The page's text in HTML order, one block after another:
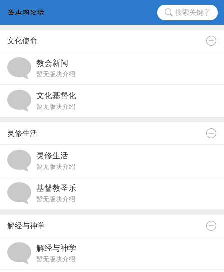
搜索关键字
文化使命
教会新闻
暂无版块介绍
文化基督化
暂无版块介绍
灵修生活
灵修生活
暂无版块介绍
基督教圣乐
暂无版块介绍
解经与神学
解经与神学
暂无版块介绍